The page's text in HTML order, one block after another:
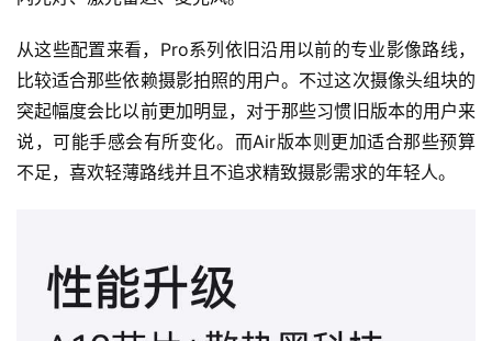
首
页
从这些配置来看，Pro系列依旧沿用以前的专业影像路线，
比较适合那些依赖摄影拍照的用户。不过这次摄像头组块的
突起幅度会比以前更加明显，对于那些习惯旧版本的用户来
说，可能手感会有所变化。而Air版本则更加适合那些预算
不足，喜欢轻薄路线并且不追求精致摄影需求的年轻人。